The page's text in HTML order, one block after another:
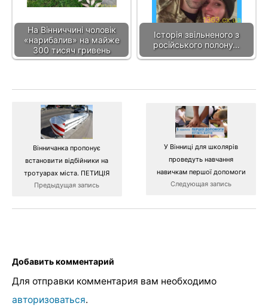
На Вінниччині чоловік
«нарибалив» на майже
300 тисяч гривень
Історія звільненого з
російського полону…
Вінничанка пропонує
встановити відбійники на
тротуарах міста. ПЕТИЦІЯ
Предыдущая запись
У Вінниці для школярів
проведуть навчання
навичкам першої допомоги
Следующая запись
Добавить комментарий
Для отправки комментария вам необходимо
авторизоваться.